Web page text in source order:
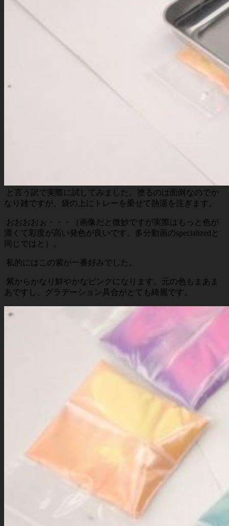
と言う訳で実際に試してみました。塗るのは面倒なのでか
なり雑ですが、袋の上にトレーを乗せて熱湯を注ぎます。
おおおおぉ・・・（画像だと微妙ですが実際はもっと色が
濃くて彩度が高い発色が良いです。多分動画のspecializedと
同じではと）。
私的にはこの紫が一番好みでした。
紫からかなり鮮やかなピンクになります。元の色もまあま
あですし、グラデーション具合がとても綺麗です。